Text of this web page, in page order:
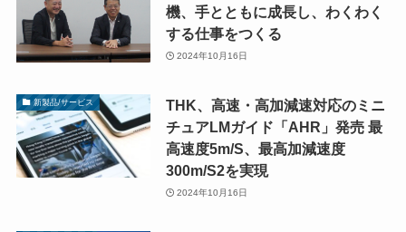
機、手とともに成長し、わくわく
する仕事をつくる
2024年10月16日
新製品/サービス
THK、高速・高加減速対応のミニ
チュアLMガイド「AHR」発売 最
高速度5m/S、最高加減速度
300m/S2を実現
2024年10月16日